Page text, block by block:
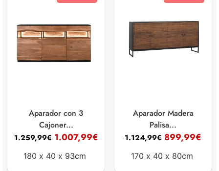
Aparador con 3
Cajoner...
1.259,99€ 1.007,99€
180 x 40 x 93cm
Aparador Madera
Palisa...
1.124,99€ 899,99€
170 x 40 x 80cm